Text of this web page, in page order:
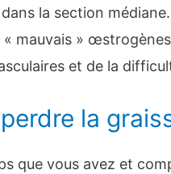
la section
« mauvais »
et de la
la
que vous avez et